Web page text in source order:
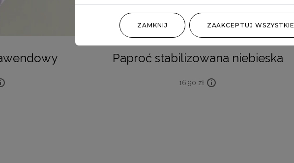
Paproć stabilizowana niebieska
16,90 zł
ZAMKNIJ ZAAKCEPTUJ WSZYSTKIE